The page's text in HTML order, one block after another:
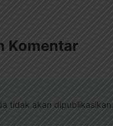
Komentar
tidak akan dipublikasikan.